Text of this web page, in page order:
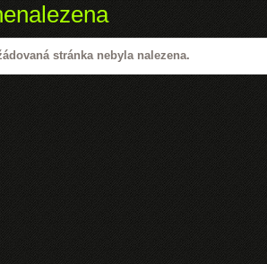
stránka nebyla nalezena.